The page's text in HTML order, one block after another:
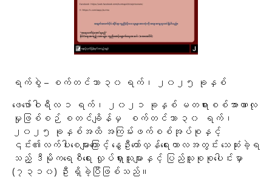
ရက်စွဲ – စက်တင်ဘာ ၃၀ ရက်၊ ၂၀၂၅ ခုနှစ်
ဖေဖော်ဝါရီလ ၁ ရက်၊ ၂၀၂၁ ခုနှစ် မတရားစစ်အာဏာလု
မှုဖြစ်စဉ် စတင်ချိန်မှ စက်တင်ဘာ ၃၀ ရက်၊
၂၀၂၅ ခုနှစ်အထိ အကြမ်းဖက်စစ်အုပ်စုနှင့်
၎င်း၏လက်ပါးစေများကြောင့် နွေဦးတော်လှန်ရေးကာလအတွင်း သေဆုံးခဲ့ရ
သည့် ဒီမိုကရေစီရေး လှုပ်ရှားသူများနှင့် ပြည်သူစုစုပေါင်းမှာ
(၇၃၁၀) ဦး ရှိခဲ့ပြီဖြစ်သည်။